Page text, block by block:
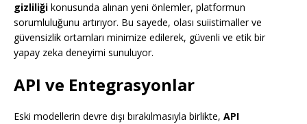
gizliliği konusunda alınan yeni önlemler, platformun
sorumluluğunu artırıyor. Bu sayede, olası suiistimaller ve
güvensizlik ortamları minimize edilerek, güvenli ve etik bir
yapay zeka deneyimi sunuluyor.
API ve Entegrasyonlar
Eski modellerin devre dışı bırakılmasıyla birlikte, API